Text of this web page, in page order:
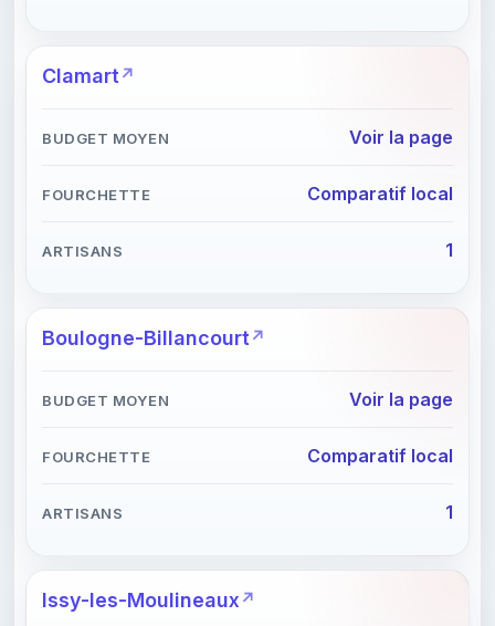
Clamart
Voir la page
Comparatif local
1
Boulogne-Billancourt
Voir la page
Comparatif local
1
Issy-les-Moulineaux